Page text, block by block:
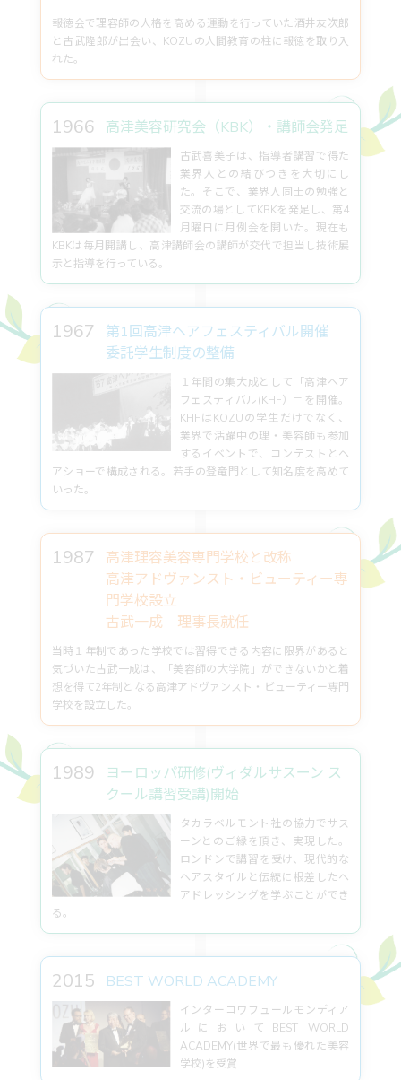
報徳会で理容師の人格を高める運動を行っていた酒井友次郎
と古武隆郎が出会い、KOZUの人間教育の柱に報徳を取り入
れた。
1966 高津美容研究会（KBK）・講師会発足
古武喜美子は、指導者講習で得た
業界人との結びつきを大切にし
た。そこで、業界人同士の勉強と
交流の場としてKBKを発足し、第4
月曜日に月例会を開いた。現在も
KBKは毎月開講し、高津講師会の講師が交代で担当し技術展
示と指導を行っている。
1967
第1回高津ヘアフェスティバル開催
委託学生制度の整備
１年間の集大成として「高津ヘア
フェスティバル(KHF）﹂を開催。
KHFはKOZUの学生だけでなく、
業界で活躍中の理・美容師も参加
するイベントで、コンテストとヘ
アショーで構成される。若手の登竜門として知名度を高めて
いった。
1987
高津理容美容専門学校と改称
高津アドヴァンスト・ビューティー専
門学校設立
古武一成 理事長就任
当時１年制であった学校では習得できる内容に限界があると
気づいた古武一成は、「美容師の大学院」ができないかと着
想を得て2年制となる高津アドヴァンスト・ビューティー専門
学校を設立した。
1989
ヨーロッパ研修(ヴィダルサスーン ス
クール講習受講)開始
タカラベルモント社の協力でサス
ーンとのご縁を頂き、実現した。
ロンドンで講習を受け、現代的な
ヘアスタイルと伝統に根差したヘ
アドレッシングを学ぶことができ
る。
2015 BEST WORLD ACADEMY
インターコワフュールモンディア
ルにおいてBEST WORLD
ACADEMY(世界で最も優れた美容
学校)を受賞